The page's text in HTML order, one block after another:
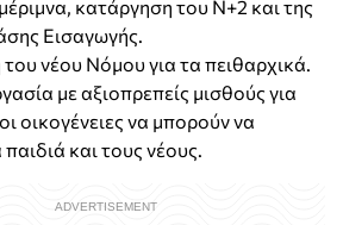
κατάργηση του Ν+2 και της
Εισαγωγής.
νέου Νόμου για τα πειθαρχικά.
με αξιοπρεπείς μισθούς για
οικογένειες να μπορούν να
και τους νέους.